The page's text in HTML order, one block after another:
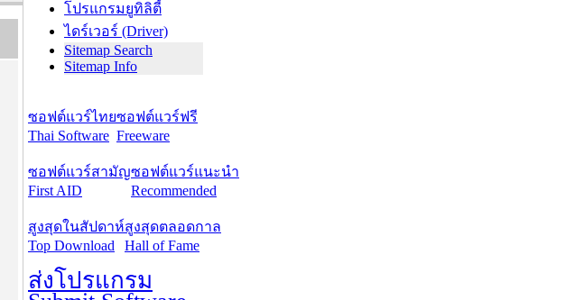
โปรแกรมยูทิลิตี้
ไดร์เวอร์ (Driver)
Sitemap Search
Sitemap Info
ซอฟต์แวร์ไทย
Thai Software
ซอฟต์แวร์ฟรี
Freeware
ซอฟต์แวร์สามัญ
First AID
ซอฟต์แวร์แนะนำ
Recommended
สูงสุดในสัปดาห์
Top Download
สูงสุดตลอดกาล
Hall of Fame
ส่งโปรแกรม